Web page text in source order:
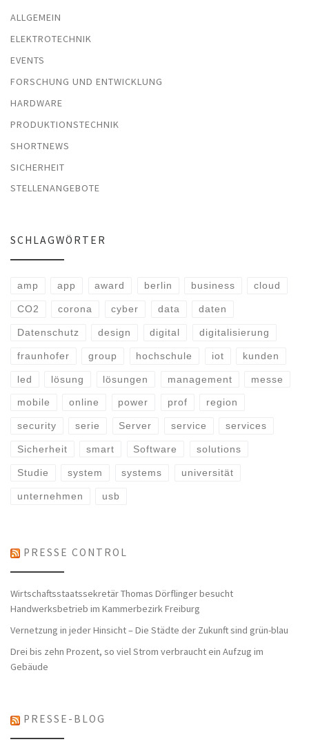
ALLGEMEIN
ELEKTROTECHNIK
EVENTS
FORSCHUNG UND ENTWICKLUNG
HARDWARE
PRODUKTIONSTECHNIK
SHORTNEWS
SICHERHEIT
STELLENANGEBOTE
SCHLAGWÖRTER
amp app award berlin business cloud
CO2 corona cyber data daten
Datenschutz design digital digitalisierung
fraunhofer group hochschule iot kunden
led lösung lösungen management messe
mobile online power prof region
security serie Server service services
Sicherheit smart Software solutions
Studie system systems universität
unternehmen usb
PRESSE CONTROL
Wirtschaftsstaatssekretär Thomas Dörflinger besucht
Handwerksbetrieb im Kammerbezirk Freiburg
Vernetzung in jeder Hinsicht – Die Städte der Zukunft sind grün-blau
Drei bis zehn Prozent, so viel Strom verbraucht ein Aufzug im
Gebäude
PRESSE-BLOG